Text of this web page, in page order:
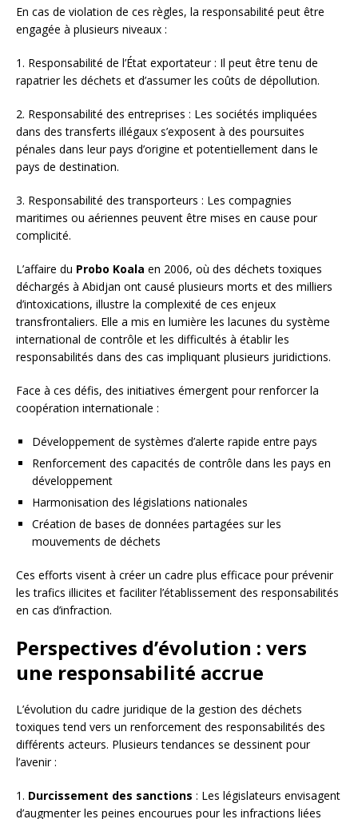
En cas de violation de ces règles, la responsabilité peut être
engagée à plusieurs niveaux :
1. Responsabilité de l’État exportateur : Il peut être tenu de
rapatrier les déchets et d’assumer les coûts de dépollution.
2. Responsabilité des entreprises : Les sociétés impliquées
dans des transferts illégaux s’exposent à des poursuites
pénales dans leur pays d’origine et potentiellement dans le
pays de destination.
3. Responsabilité des transporteurs : Les compagnies
maritimes ou aériennes peuvent être mises en cause pour
complicité.
L’affaire du Probo Koala en 2006, où des déchets toxiques
déchargés à Abidjan ont causé plusieurs morts et des milliers
d’intoxications, illustre la complexité de ces enjeux
transfrontaliers. Elle a mis en lumière les lacunes du système
international de contrôle et les difficultés à établir les
responsabilités dans des cas impliquant plusieurs juridictions.
Face à ces défis, des initiatives émergent pour renforcer la
coopération internationale :
Développement de systèmes d’alerte rapide entre pays
Renforcement des capacités de contrôle dans les pays en
développement
Harmonisation des législations nationales
Création de bases de données partagées sur les
mouvements de déchets
Ces efforts visent à créer un cadre plus efficace pour prévenir
les trafics illicites et faciliter l’établissement des responsabilités
en cas d’infraction.
Perspectives d’évolution : vers
une responsabilité accrue
L’évolution du cadre juridique de la gestion des déchets
toxiques tend vers un renforcement des responsabilités des
différents acteurs. Plusieurs tendances se dessinent pour
l’avenir :
1. Durcissement des sanctions : Les législateurs envisagent
d’augmenter les peines encourues pour les infractions liées